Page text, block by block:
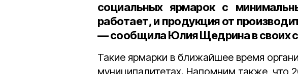
социальных ярмарок с
работает, и продукция от
— сообщила Юлия Щедрина в своих
Такие ярмарки в ближайшее время
муниципалитетах. Напомним также, что